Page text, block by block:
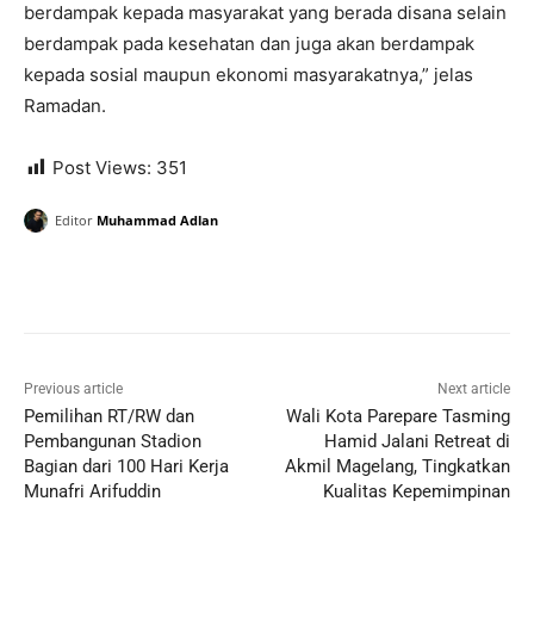
berdampak kepada masyarakat yang berada disana selain
berdampak pada kesehatan dan juga akan berdampak
kepada sosial maupun ekonomi masyarakatnya,” jelas
Ramadan.
Post Views: 351
Editor Muhammad Adlan
Previous article
Pemilihan RT/RW dan
Pembangunan Stadion
Bagian dari 100 Hari Kerja
Munafri Arifuddin
Next article
Wali Kota Parepare Tasming
Hamid Jalani Retreat di
Akmil Magelang, Tingkatkan
Kualitas Kepemimpinan